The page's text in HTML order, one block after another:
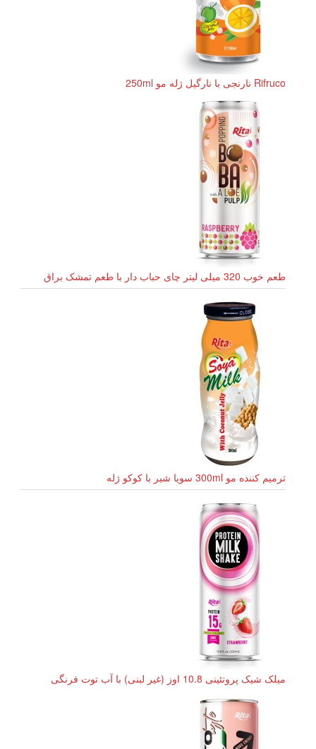
Rifruco نارنجی با نارگیل ژله مو 250ml
طعم خوب 320 میلی لیتر چای حباب دار با طعم تمشک براق
ترمیم کننده مو 300ml سویا شیر با کوکو ژله
میلک شیک پروتئینی 10.8 اوز (غیر لبنی) با آب توت فرنگی